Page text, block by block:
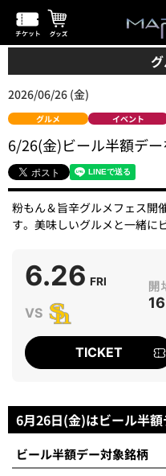
2026/06/26 (金)
グルメ イベント
6/26(金)ビール半額デー
粉もん＆旨辛グルメフェス開
す。美味しいグルメと一緒に
6.26 FRI
TICKET
6月26日(金)はビール半額
ビール半額デー対象銘柄